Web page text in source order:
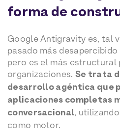
forma de
Google Antigravity es, tal
pasado más
pero es el más estructural
organizaciones. Se trata
desarrollo agéntica que
aplicaciones completas
conversacional,
como motor.